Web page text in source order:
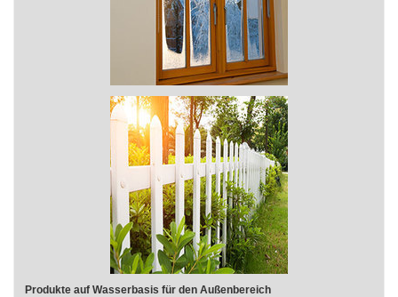
Produkte auf Wasserbasis für den Außenbereich